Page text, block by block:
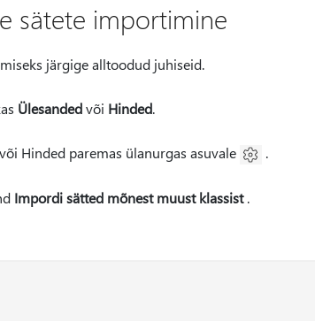
sätete importimine
järgige alltoodud juhiseid.
Ülesandedvõi Hinded.
või Hinded paremas ülanurgas asuvale .
Impordi sätted mõnest muust klassist.